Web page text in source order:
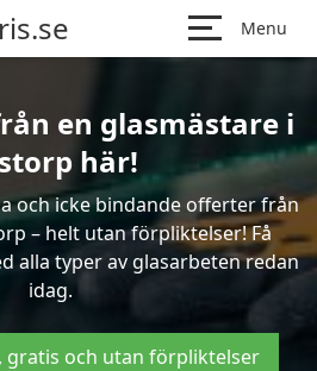
Menu
en glasmästare i
här!
och icke bindande offerter från
– helt utan förpliktelser! Få
alla typer av glasarbeten redan
idag.
gratis och utan förpliktelser